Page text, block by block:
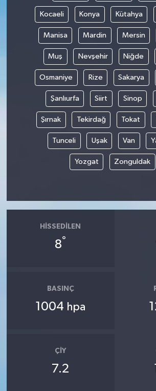
Kocaeli Konya Kütahya
Manisa Mardin Mersin
Muş Nevşehir Niğde
Osmaniye Rize Sakarya
Şanlıurfa Siirt Sinop
Şırnak Tekirdağ Tokat
Tunceli Uşak Van
Yozgat Zonguldak
HISSEDILEN
8°
BASINÇ
1004 hpa
ÇIY
7.2